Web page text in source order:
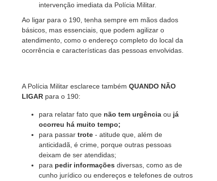
intervenção imediata da Polícia Militar.
Ao ligar para o 190, tenha sempre em mãos dados
básicos, mas essenciais, que podem agilizar o
atendimento, como o endereço completo do local da
ocorrência e características das pessoas envolvidas.
A Polícia Militar esclarece também QUANDO NÃO
LIGAR para o 190:
para relatar fato que não tem urgência ou já
ocorreu há muito tempo;
para passar trote - atitude que, além de
anticidadã, é crime, porque outras pessoas
deixam de ser atendidas;
para pedir informações diversas, como as de
cunho jurídico ou endereços e telefones de outros